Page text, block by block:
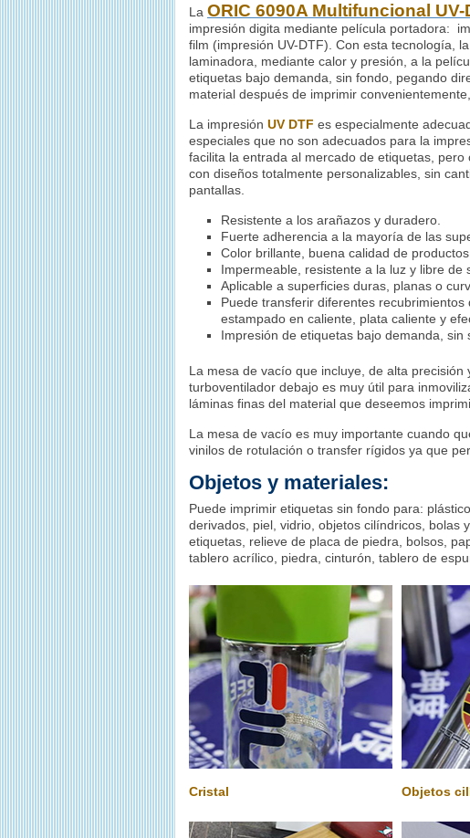
La ORIC 6090A Multifuncional UV-
impresión digita mediante película portadora:
film (impresión UV-DTF). Con esta tecnología,
laminadora, mediante calor y presión, a la
etiquetas bajo demanda, sin fondo, pegando
material después de imprimir
La impresión UV DTF es especialmente
especiales que no son adecuados para la
facilita la entrada al mercado de etiquetas,
con diseños totalmente personalizables, sin
pantallas.
Resistente a los arañazos y duradero.
Fuerte adherencia a la mayoría de las
Color brillante, buena calidad de
Impermeable, resistente a la luz y libre de
Aplicable a superficies duras, planas o
Puede transferir diferentes
estampado en caliente, plata caliente y
Impresión de etiquetas bajo demanda,
La mesa de vacío que incluye, de alta
turboventilador debajo es muy útil para
láminas finas del material que deseemos
La mesa de vacío es muy importante cuando
vinilos de rotulación o transfer rígidos ya que
Objetos y materiales:
Puede imprimir etiquetas sin fondo para:
derivados, piel, vidrio, objetos cilíndricos, bolas
etiquetas, relieve de placa de piedra, bolsos,
tablero acrílico, piedra, cinturón, tablero de
Cristal Objetos